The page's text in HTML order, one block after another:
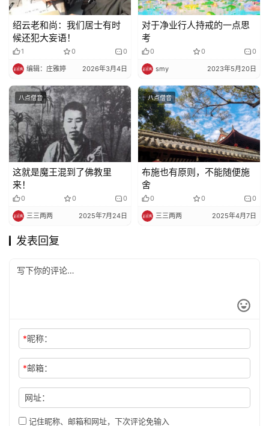
绍云老和尚：我们居士有时
候还犯大妄语！
1 0 0
编辑：庄雅婷 2026年3月4日
对于净业行人持戒的一点思
考
0 0 0
smy 2023年5月20日
八点僧音
这就是魔王混到了佛教里
来！
0 0 0
三三两两 2025年7月24日
八点僧音
布施也有原则，不能随便施
舍
0 0 0
三三两两 2025年4月7日
发表回复
*昵称：
*邮箱：
网址：
记住昵称、邮箱和网址，下次评论免输入